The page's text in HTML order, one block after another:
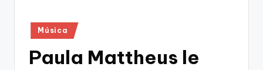
Publicado
en
Música
Paula Mattheus le